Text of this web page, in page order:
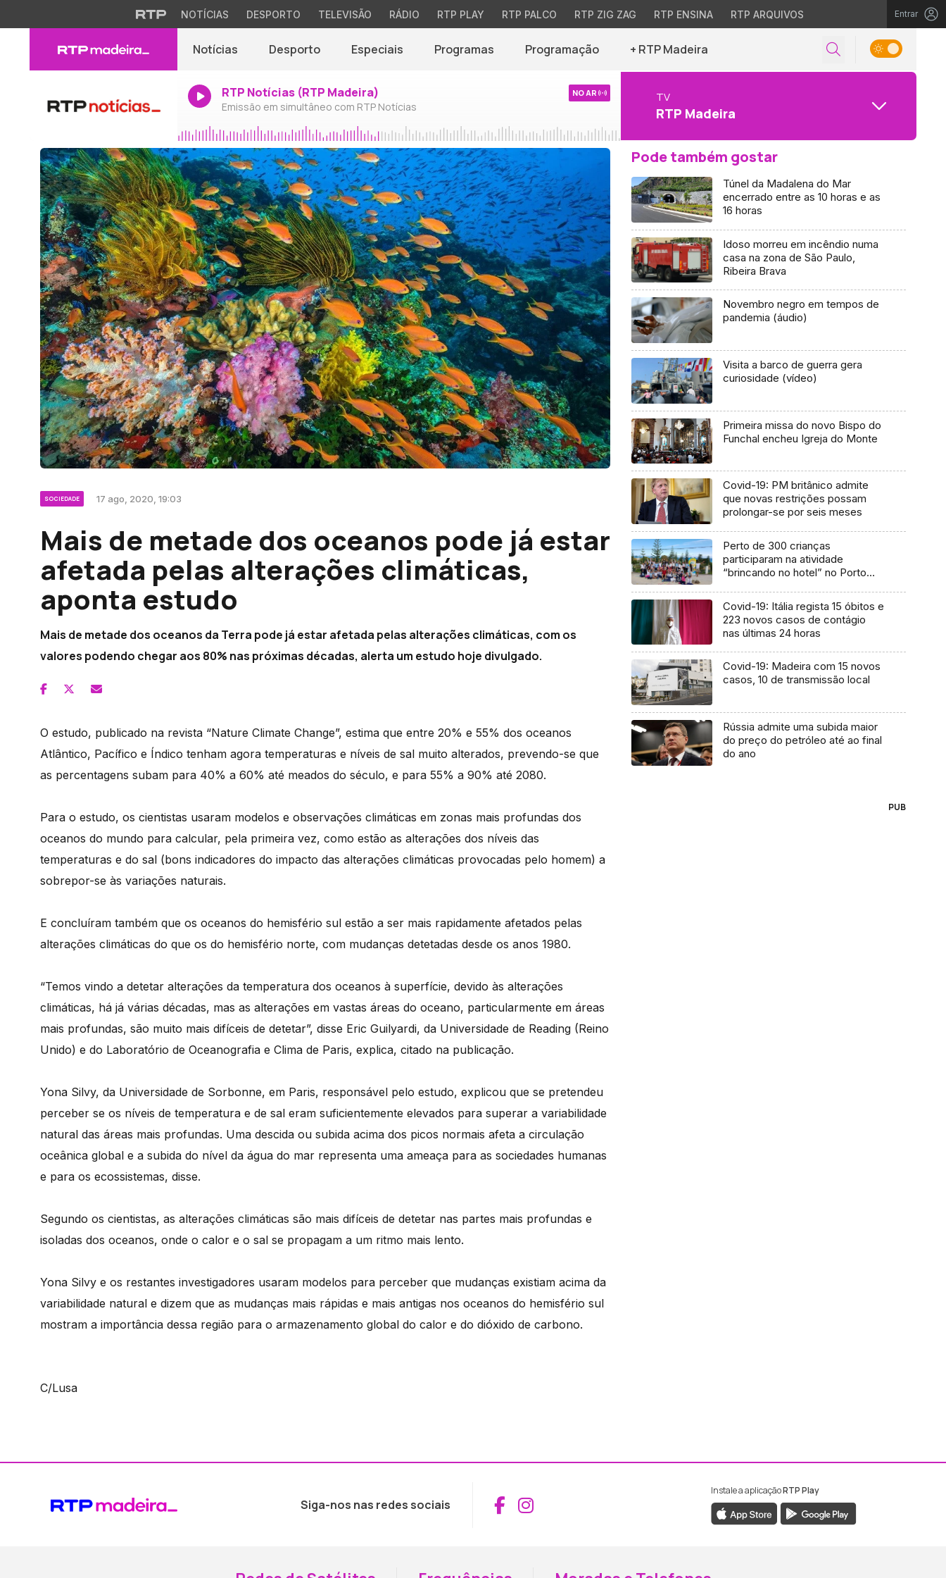
NOTÍCIAS DESPORTO TELEVISÃO RÁDIO RTP PLAY RTP PALCO RTP ZIG ZAG RTP ENSINA RTP ARQUIVOS Entrar
Notícias Desporto Especiais Programas Programação + RTP Madeira
RTP Notícias (RTP Madeira)
Emissão em simultâneo com RTP Notícias
NO AR TV
RTP Madeira
SOCIEDADE 17 ago, 2020, 19:03
Mais de metade dos oceanos pode já estar
afetada pelas alterações climáticas,
aponta estudo
Mais de metade dos oceanos da Terra pode já estar afetada pelas alterações climáticas, com os
valores podendo chegar aos 80% nas próximas décadas, alerta um estudo hoje divulgado.
O estudo, publicado na revista “Nature Climate Change”, estima que entre 20% e 55% dos oceanos
Atlântico, Pacífico e Índico tenham agora temperaturas e níveis de sal muito alterados, prevendo-se que
as percentagens subam para 40% a 60% até meados do século, e para 55% a 90% até 2080.
Para o estudo, os cientistas usaram modelos e observações climáticas em zonas mais profundas dos
oceanos do mundo para calcular, pela primeira vez, como estão as alterações dos níveis das
temperaturas e do sal (bons indicadores do impacto das alterações climáticas provocadas pelo homem) a
sobrepor-se às variações naturais.
E concluíram também que os oceanos do hemisfério sul estão a ser mais rapidamente afetados pelas
alterações climáticas do que os do hemisfério norte, com mudanças detetadas desde os anos 1980.
“Temos vindo a detetar alterações da temperatura dos oceanos à superfície, devido às alterações
climáticas, há já várias décadas, mas as alterações em vastas áreas do oceano, particularmente em áreas
mais profundas, são muito mais difíceis de detetar”, disse Eric Guilyardi, da Universidade de Reading (Reino
Unido) e do Laboratório de Oceanografia e Clima de Paris, explica, citado na publicação.
Yona Silvy, da Universidade de Sorbonne, em Paris, responsável pelo estudo, explicou que se pretendeu
perceber se os níveis de temperatura e de sal eram suficientemente elevados para superar a variabilidade
natural das áreas mais profundas. Uma descida ou subida acima dos picos normais afeta a circulação
oceânica global e a subida do nível da água do mar representa uma ameaça para as sociedades humanas
e para os ecossistemas, disse.
Segundo os cientistas, as alterações climáticas são mais difíceis de detetar nas partes mais profundas e
isoladas dos oceanos, onde o calor e o sal se propagam a um ritmo mais lento.
Yona Silvy e os restantes investigadores usaram modelos para perceber que mudanças existiam acima da
variabilidade natural e dizem que as mudanças mais rápidas e mais antigas nos oceanos do hemisfério sul
mostram a importância dessa região para o armazenamento global do calor e do dióxido de carbono.
C/Lusa
Pode também gostar
Túnel da Madalena do Mar
encerrado entre as 10 horas e as
16 horas
Idoso morreu em incêndio numa
casa na zona de São Paulo,
Ribeira Brava
Novembro negro em tempos de
pandemia (áudio)
Visita a barco de guerra gera
curiosidade (vídeo)
Primeira missa do novo Bispo do
Funchal encheu Igreja do Monte
Covid-19: PM britânico admite
que novas restrições possam
prolongar-se por seis meses
Perto de 300 crianças
participaram na atividade
“brincando no hotel” no Porto
Covid-19: Itália regista 15 óbitos e
223 novos casos de contágio
nas últimas 24 horas
Covid-19: Madeira com 15 novos
casos, 10 de transmissão local
Rússia admite uma subida maior
do preço do petróleo até ao final
do ano
PUB
Siga-nos nas redes sociais Aceder ao Facebook da RTP Madeira
Aceder ao Instagram da RTP Madeira
Instale a aplicaçãoRTP Play